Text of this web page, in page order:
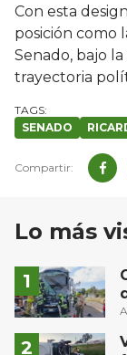
Con esta
posición como
Senado, bajo
trayectoria
SENADO
Lo más